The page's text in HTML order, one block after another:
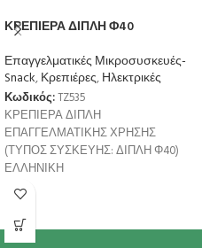
ΚΡΕΠΙΕΡΑ ΔΙΠΛΗ Φ40
Επαγγελματικές Μικροσυσκευές-
Snack,Κρεπιέρες,Ηλεκτρικές
Κωδικός:TZ535
ΚΡΕΠΙΕΡΑ ΔΙΠΛΗ
ΕΠΑΓΓΕΛΜΑΤΙΚΗΣ ΧΡΗΣΗΣ
(ΤΥΠΟΣ ΣΥΣΚΕΥΗΣ: ΔΙΠΛΗ Φ40)
ΕΛΛΗΝΙΚΗ
ΚΑΤΑΣΚΕΥΗ: ΤΖΕΛΕΠΗΣ Θ. & ΣΙΑ
ΟΕ ΤΕΧΝΙΚΑ ΧΑΡΑΚΤΗΡΙΣΤΙΚΑ
Ισχύς: 2 x 3000W/230V